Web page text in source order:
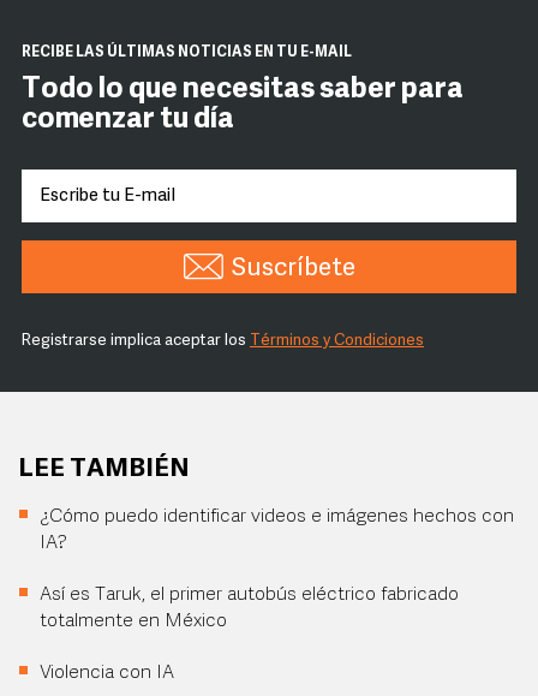
RECIBE LAS ÚLTIMAS NOTICIAS EN TU E-MAIL
Todo lo que necesitas saber para
comenzar tu día
Suscríbete
Registrarse implica aceptar los Términos y Condiciones
LEE TAMBIÉN
¿Cómo puedo identificar videos e imágenes hechos con
IA?
Así es Taruk, el primer autobús eléctrico fabricado
totalmente en México
Violencia con IA